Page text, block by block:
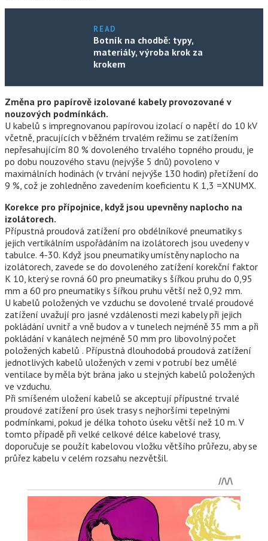
READ
Botník na chodbě: typy,
materiály, výroba krok za
krokem
Změna pro papírově izolované kabely provozované v
nouzových podmínkách.
U kabelů s impregnovanou papírovou izolací o napětí do 10 kV
včetně, pracujících v běžném trvalém režimu se zatížením
nepřesahujícím 80 % dovoleného trvalého topného proudu, je
po dobu nouzového stavu (nejvýše 5 dnů) povoleno v
maximálních hodinách (v trvání nejvýše 130 hodin) přetížení do
9 %, což je zohledněno zavedením koeficientu K 1,3 =XNUMX.
Korekce pro přípojnice, když jsou upevněny naplocho na
izolátorech.
Přípustná proudová zatížení pro obdélníkové pneumatiky s
jejich vertikálním uspořádáním na izolátorech jsou uvedeny v
tabulce. 4-30. Když jsou pneumatiky umístěny naplocho na
izolátorech, zavede se do dovoleného zatížení korekční faktor
K 10, který se rovná 60 pro pneumatiky s šířkou pruhu do 0,95
mm a 60 pro pneumatiky s šířkou pruhu větší než 0,92 mm.
U kabelů položených ve vzduchu se dovolené trvalé proudové
zatížení uvažují pro jasné vzdálenosti mezi kabely při jejich
pokládání uvnitř a vně budov a v tunelech nejméně 35 mm a při
pokládání v kanálech nejméně 50 mm pro libovolný počet
položených kabelů . Přípustná dlouhodobá proudová zatížení
jednotlivých kabelů uložených v zemi v potrubí bez umělé
ventilace by měla být brána jako u stejných kabelů položených
ve vzduchu.
Při smíšeném uložení kabelů se akceptují přípustné trvalé
proudové zatížení pro úsek trasy s nejhoršími tepelnými
podmínkami, pokud je délka tohoto úseku větší než 10 m. V
tomto případě při velké celkové délce kabelové trasy,
doporučuje se použít kabelovou vložku většího průřezu, aby se
průřez kabelu v celém rozsahu nezvětšil.